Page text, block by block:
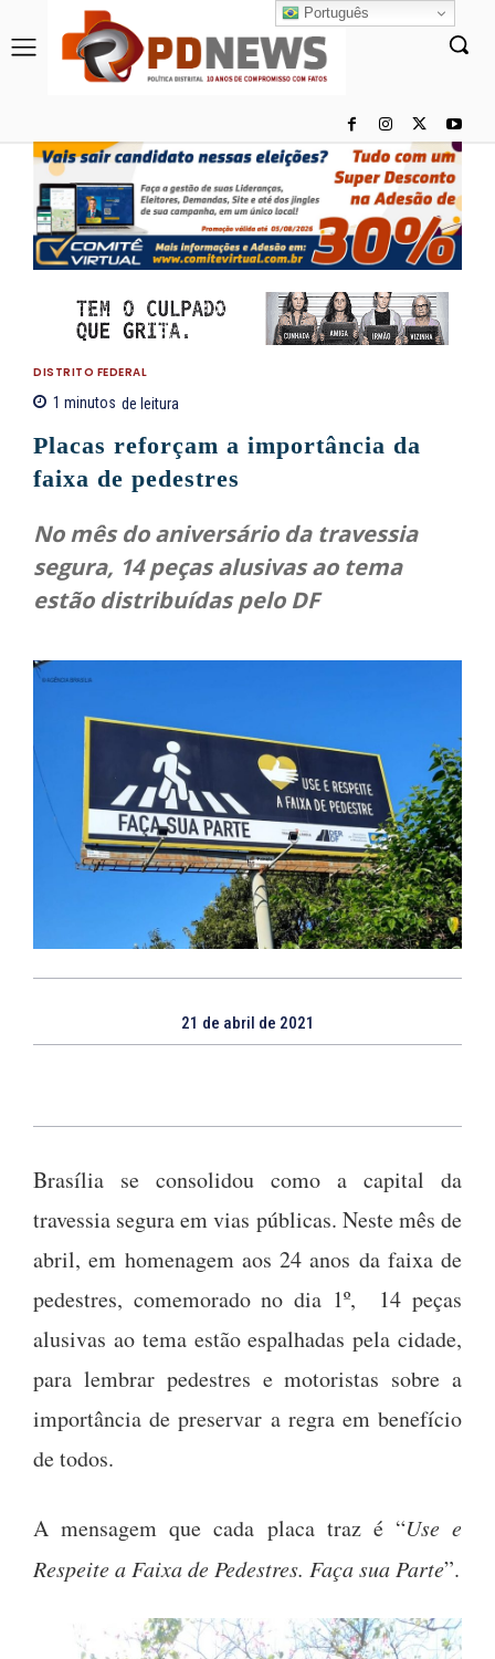
DISTRITO FEDERAL
1 minutos de leitura
Placas reforçam a importância da
faixa de pedestres
No mês do aniversário da travessia
segura, 14 peças alusivas ao tema
estão distribuídas pelo DF
21 de abril de 2021
Brasília se consolidou como a capital da
travessia segura em vias públicas. Neste mês de
abril, em homenagem aos 24 anos da faixa de
pedestres, comemorado no dia 1º, 14 peças
alusivas ao tema estão espalhadas pela cidade,
para lembrar pedestres e motoristas sobre a
importância de preservar a regra em benefício
de todos.
A mensagem que cada placa traz é “Use e
Respeite a Faixa de Pedestres. Faça sua Parte”.
Português